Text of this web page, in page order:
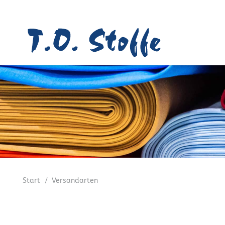
Start / Versandarten